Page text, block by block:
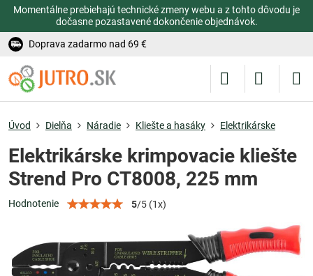
Momentálne prebiehajú technické zmeny webu a z tohto dôvodu je
dočasne pozastavené dokončenie objednávok.
Doprava zadarmo nad 69 €
Úvod Dielňa Náradie Kliešte a hasáky Elektrikárske
Elektrikárske krimpovacie kliešte
Strend Pro CT8008, 225 mm
Hodnotenie 5/5 (1x)